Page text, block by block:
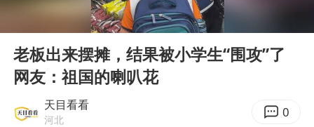
上海全力守护市民“菜篮子”
Play
00:00
老板出来摆摊，结果被小学生“围攻”了
网友：祖国的喇叭花
天目看看
河北 0